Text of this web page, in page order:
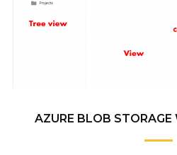
AZURE BLOB STORAGE